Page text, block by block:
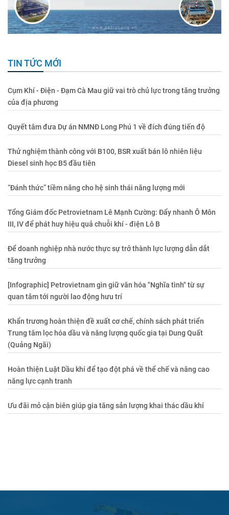
TIN TỨC MỚI
Cụm Khí - Điện - Đạm Cà Mau giữ vai trò chủ lực trong tăng trưởng
của địa phương
Quyết tâm đưa Dự án NMNĐ Long Phú 1 về đích đúng tiến độ
Thử nghiệm thành công với B100, BSR xuất bán lô nhiên liệu
Diesel sinh học B5 đầu tiên
“Đánh thức” tiềm năng cho hệ sinh thái năng lượng mới
Tổng Giám đốc Petrovietnam Lê Mạnh Cường: Đẩy nhanh Ô Môn
III, IV để phát huy hiệu quả chuỗi khí - điện Lô B
Để doanh nghiệp nhà nước thực sự trở thành lực lượng dẫn dắt
tăng trưởng
[Infographic] Petrovietnam gìn giữ văn hóa "Nghĩa tình" từ sự
quan tâm tới người lao động hưu trí
Khẩn trương hoàn thiện đề xuất cơ chế, chính sách phát triển
Trung tâm lọc hóa dầu và năng lượng quốc gia tại Dung Quất
(Quảng Ngãi)
Hoàn thiện Luật Dầu khí để tạo đột phá về thể chế và nâng cao
năng lực cạnh tranh
Ưu đãi mỏ cận biên giúp gia tăng sản lượng khai thác dầu khí